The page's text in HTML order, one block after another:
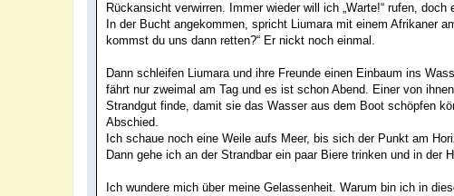
Rückansicht verwirren. Immer wieder will ich „Warte!“ rufen, doch
In der Bucht angekommen, spricht Liumara mit einem Afrikaner
kommst du uns dann retten?“ Er nickt noch einmal.
Dann schleifen Liumara und ihre Freunde einen Einbaum ins
fährt nur zweimal am Tag und es ist schon Abend. Einer von
Strandgut finde, damit sie das Wasser aus dem Boot schöpfen
Abschied.
Ich schaue noch eine Weile aufs Meer, bis sich der Punkt am
Dann gehe ich an der Strandbar ein paar Biere trinken und in der
Ich wundere mich über meine Gelassenheit. Warum bin ich in